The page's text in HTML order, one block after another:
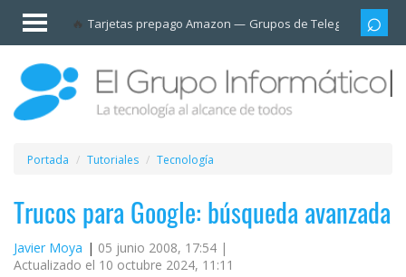
Tarjetas prepago Amazon Grupos de Telegram
Invitado
Iniciar
sesión /
Registrarse
Esenciales
Móviles
Ofertas
Apps
Portada Tutoriales Tecnología
Trucos para Google: búsqueda avanzada
Javier Moya
05 junio 2008, 17:54 |
Actualizado el 10 octubre 2024, 11:11